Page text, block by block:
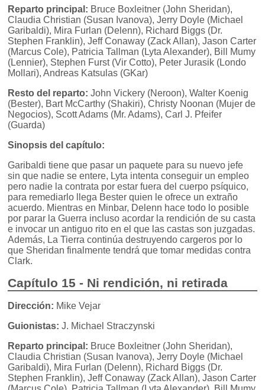
Reparto principal: Bruce Boxleitner (John Sheridan),
Claudia Christian (Susan Ivanova), Jerry Doyle (Michael
Garibaldi), Mira Furlan (Delenn), Richard Biggs (Dr.
Stephen Franklin), Jeff Conaway (Zack Allan), Jason Carter
(Marcus Cole), Patricia Tallman (Lyta Alexander), Bill Mumy
(Lennier), Stephen Furst (Vir Cotto), Peter Jurasik (Londo
Mollari), Andreas Katsulas (GKar)
Resto del reparto: John Vickery (Neroon), Walter Koenig
(Bester), Bart McCarthy (Shakiri), Christy Noonan (Mujer de
Negocios), Scott Adams (Mr. Adams), Carl J. Pfeifer
(Guarda)
Sinopsis del capítulo:
Garibaldi tiene que pasar un paquete para su nuevo jefe
sin que nadie se entere, Lyta intenta conseguir un empleo
pero nadie la contrata por estar fuera del cuerpo psíquico,
para remediarlo llega Bester quien le ofrece un extraño
acuerdo. Mientras en Minbar, Delenn hace todo lo posible
por parar la Guerra incluso acordar la rendición de su casta
e invocar un antiguo rito en el que las castas son juzgadas.
Además, La Tierra continúa destruyendo cargeros por lo
que Sheridan finalmente tendrá que tomar medidas contra
Clark.
Capítulo 15 - Ni rendición, ni retirada
Dirección: Mike Vejar
Guionistas: J. Michael Straczynski
Reparto principal: Bruce Boxleitner (John Sheridan),
Claudia Christian (Susan Ivanova), Jerry Doyle (Michael
Garibaldi), Mira Furlan (Delenn), Richard Biggs (Dr.
Stephen Franklin), Jeff Conaway (Zack Allan), Jason Carter